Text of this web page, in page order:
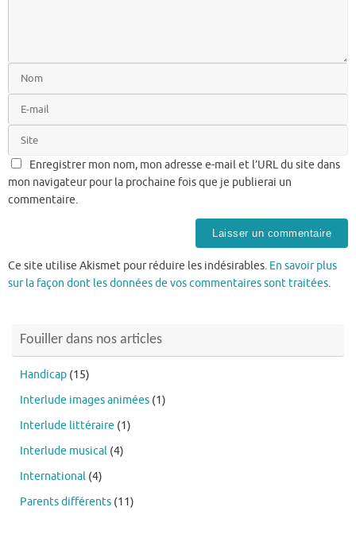
Enregistrer mon nom, mon adresse e-mail et l’URL du site dans
mon navigateur pour la prochaine fois que je publierai un
commentaire.
Ce site utilise Akismet pour réduire les indésirables. En savoir plus
sur la façon dont les données de vos commentaires sont traitées.
Fouiller dans nos articles
Handicap (15)
Interlude images animées (1)
Interlude littéraire (1)
Interlude musical (4)
International (4)
Parents différents (11)